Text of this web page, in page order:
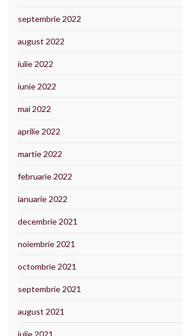
septembrie 2022
august 2022
iulie 2022
iunie 2022
mai 2022
aprilie 2022
martie 2022
februarie 2022
ianuarie 2022
decembrie 2021
noiembrie 2021
octombrie 2021
septembrie 2021
august 2021